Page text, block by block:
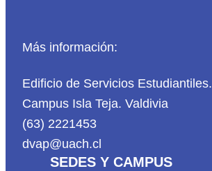
Más información:
Edificio de Servicios Estudiantiles.
Campus Isla Teja. Valdivia
(63) 2221453
dvap@uach.cl
SEDES Y CAMPUS